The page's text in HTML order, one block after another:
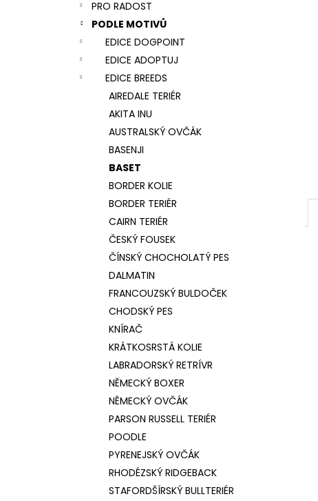
PRO RADOST
PODLE MOTIVŮ
EDICE DOGPOINT
EDICE ADOPTUJ
EDICE BREEDS
AIREDALE TERIÉR
AKITA INU
AUSTRALSKÝ OVČÁK
BASENJI
BASET
BORDER KOLIE
BORDER TERIÉR
CAIRN TERIÉR
ČESKÝ FOUSEK
ČÍNSKÝ CHOCHOLATÝ PES
DALMATIN
FRANCOUZSKÝ BULDOČEK
CHODSKÝ PES
KNÍRAČ
KRÁTKOSRSTÁ KOLIE
LABRADORSKÝ RETRÍVR
NĚMECKÝ BOXER
NĚMECKÝ OVČÁK
PARSON RUSSELL TERIÉR
POODLE
PYRENEJSKÝ OVČÁK
RHODÉZSKÝ RIDGEBACK
STAFORDŠÍRSKÝ BULLTERIÉR
NÁRAMEK TLAPKA - ČERNÁ
159 Kč